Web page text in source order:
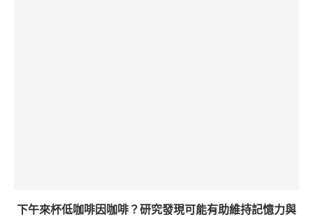
下午來杯低咖啡因咖啡？研究發現可能有助維持記憶力與